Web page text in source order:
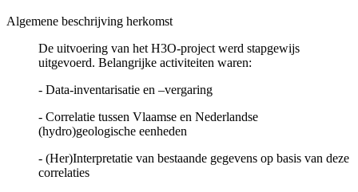
Algemene beschrijving herkomst
De uitvoering van het H3O-project werd stapgewijs
uitgevoerd. Belangrijke activiteiten waren:
- Data-inventarisatie en –vergaring
- Correlatie tussen Vlaamse en Nederlandse
(hydro)geologische eenheden
- (Her)Interpretatie van bestaande gegevens op basis van deze
correlaties